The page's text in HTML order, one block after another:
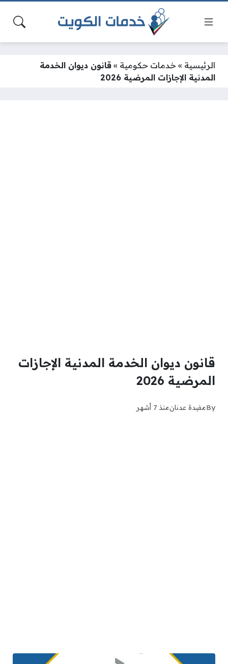
الرئيسية » خدمات حكومية » قانون ديوان الخدمة
المدنية الإجازات المرضية 2026
قانون ديوان الخدمة المدنية الإجازات
المرضية 2026
Byمفيدة عدنانمنذ 7 أشهر